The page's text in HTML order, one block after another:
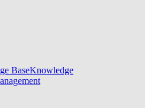
BaseKnowledge